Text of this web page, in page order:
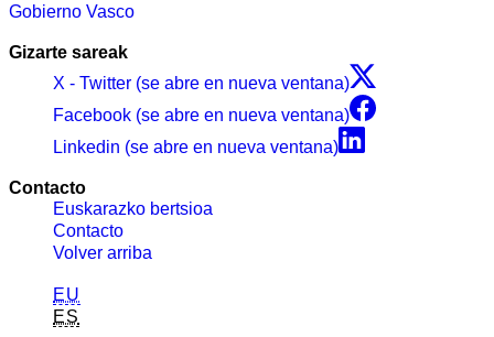
Gobierno Vasco
Gizarte sareak
X - Twitter (se abre en nueva ventana)
Facebook (se abre en nueva ventana)
Linkedin (se abre en nueva ventana)
Contacto
Euskarazko bertsioa
Contacto
Volver arriba
EU
ES